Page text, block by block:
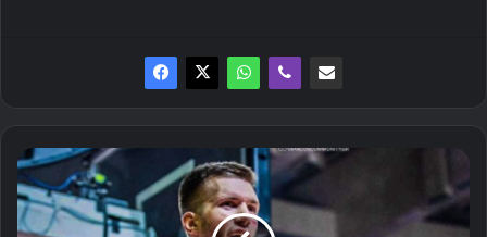
Μετά
τον
Μήτρου-
Λόνγκ